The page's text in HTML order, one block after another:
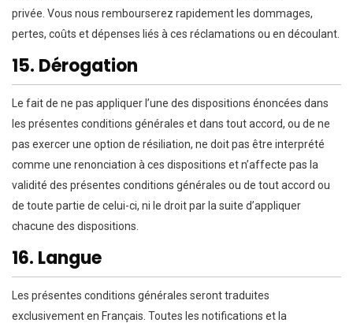
privée. Vous nous rembourserez rapidement les dommages,
pertes, coûts et dépenses liés à ces réclamations ou en découlant.
15. Dérogation
Le fait de ne pas appliquer l’une des dispositions énoncées dans
les présentes conditions générales et dans tout accord, ou de ne
pas exercer une option de résiliation, ne doit pas être interprété
comme une renonciation à ces dispositions et n’affecte pas la
validité des présentes conditions générales ou de tout accord ou
de toute partie de celui-ci, ni le droit par la suite d’appliquer
chacune des dispositions.
16. Langue
Les présentes conditions générales seront traduites
exclusivement en Français. Toutes les notifications et la